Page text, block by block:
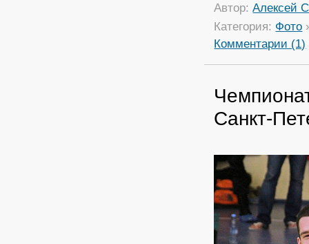
Автор:Алексей
Категория: Фото
Комментарии (1)
Санкт-